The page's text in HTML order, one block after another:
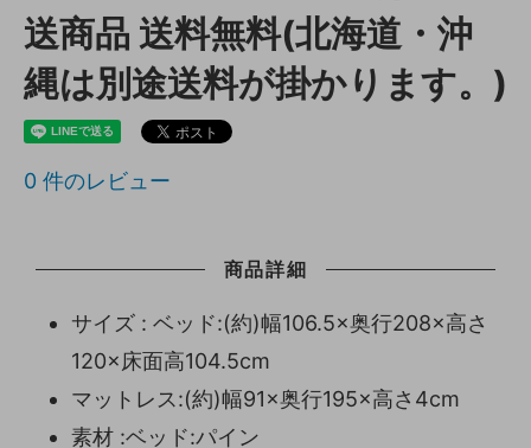
送商品 送料無料(北海道・沖
縄は別途送料が掛かります。)
0 件のレビュー
商品詳細
サイズ : ベッド:(約)幅106.5×奥行208×高さ
120×床面高104.5cm
マットレス:(約)幅91×奥行195×高さ4cm
素材 :ベッド:パイン